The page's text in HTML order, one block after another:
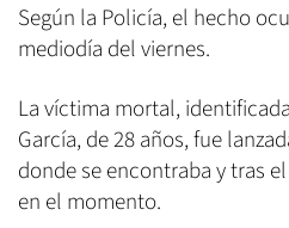
Según la Policía, el hecho
mediodía del viernes.
La víctima mortal,
García, de 28 años, fue
donde se encontraba y tras
en el momento.